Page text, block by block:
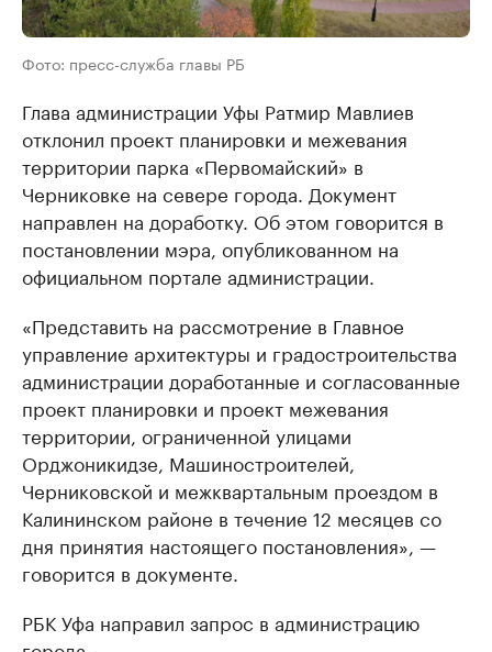
Фото: пресс-служба главы РБ
Глава администрации Уфы Ратмир Мавлиев
отклонил проект планировки и межевания
территории парка «Первомайский» в
Черниковке на севере города. Документ
направлен на доработку. Об этом говорится в
постановлении мэра, опубликованном на
официальном портале администрации.
«Представить на рассмотрение в Главное
управление архитектуры и градостроительства
администрации доработанные и согласованные
проект планировки и проект межевания
территории, ограниченной улицами
Орджоникидзе, Машиностроителей,
Черниковской и межквартальным проездом в
Калининском районе в течение 12 месяцев со
дня принятия настоящего постановления», —
говорится в документе.
РБК Уфа направил запрос в администрацию